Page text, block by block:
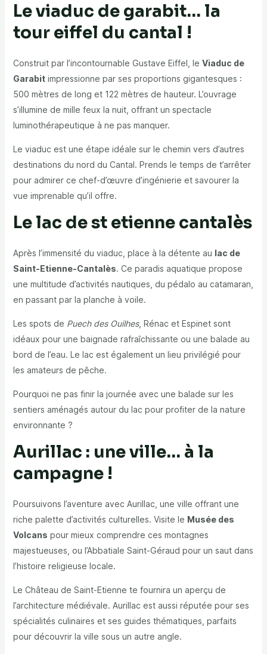
Le viaduc de garabit… la
tour eiffel du cantal !
Construit par l’incontournable Gustave Eiffel, le Viaduc de
Garabitimpressionne par ses proportions gigantesques :
500 mètres de long et 122 mètres de hauteur. L’ouvrage
s’illumine de mille feux la nuit, offrant un spectacle
luminothérapeutique à ne pas manquer.
Le viaduc est une étape idéale sur le chemin vers d’autres
destinations du nord du Cantal. Prends le temps de t’arrêter
pour admirer ce chef-d’œuvre d’ingénierie et savourer la
vue imprenable qu’il offre.
Le lac de st etienne cantalès
Après l’immensité du viaduc, place à la détente au lac de
Saint-Etienne-Cantalès. Ce paradis aquatique propose
une multitude d’activités nautiques, du pédalo au catamaran,
en passant par la planche à voile.
Les spots de Puech des Ouilhes, Rénac et Espinet sont
idéaux pour une baignade rafraîchissante ou une balade au
bord de l’eau. Le lac est également un lieu privilégié pour
les amateurs de pêche.
Pourquoi ne pas finir la journée avec une balade sur les
sentiers aménagés autour du lac pour profiter de la nature
environnante ?
Aurillac : une ville… à la
campagne !
Poursuivons l’aventure avec Aurillac, une ville offrant une
riche palette d’activités culturelles. Visite le Musée des
Volcans pour mieux comprendre ces montagnes
majestueuses, ou l’Abbatiale Saint-Géraud pour un saut dans
l’histoire religieuse locale.
Le Château de Saint-Etienne te fournira un aperçu de
l’architecture médiévale. Aurillac est aussi réputée pour ses
spécialités culinaires et ses guides thématiques, parfaits
pour découvrir la ville sous un autre angle.